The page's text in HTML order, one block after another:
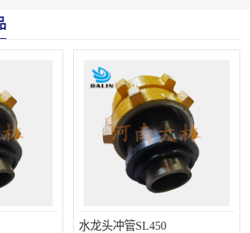
水龙头冲管SL450
气胎离合器
囊 气动元件
CB离合器
实芯轮胎